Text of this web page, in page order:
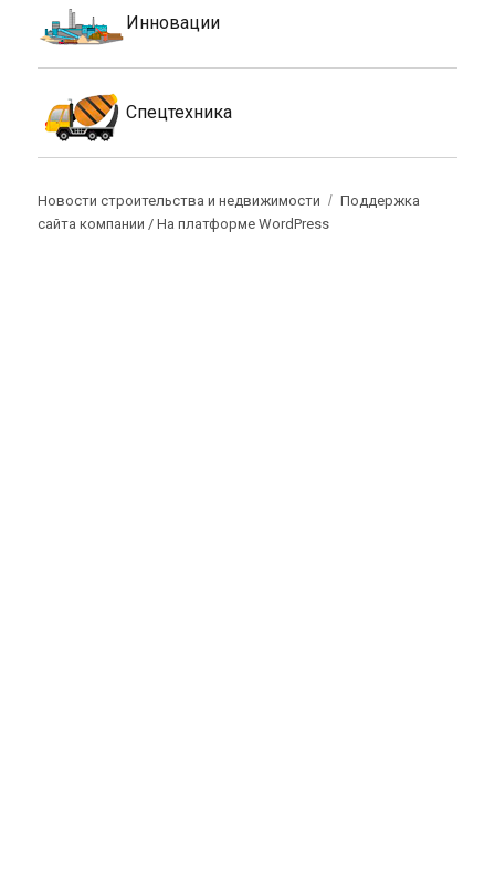
Инновации
Спецтехника
Новости строительства и недвижимости
Поддержка
сайта компании /На платформе WordPress